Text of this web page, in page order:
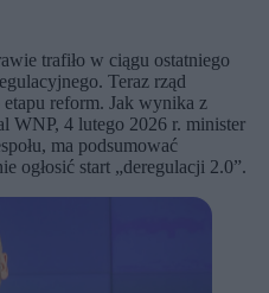
trafiło w ciągu ostatniego
Teraz rząd
reform. Jak wynika z
WNP, 4 lutego 2026 r. minister
ma podsumować
ogłosić start „deregulacji 2.0”.